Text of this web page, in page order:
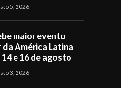
5, 2026
maior evento
América Latina
e 16 de agosto
3, 2026